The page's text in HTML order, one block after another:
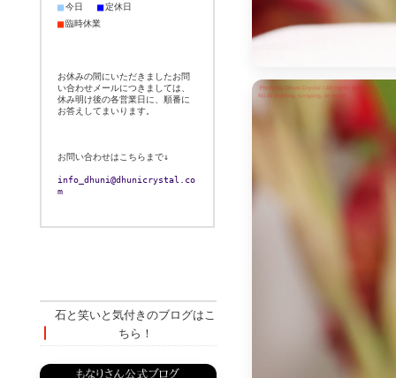
■今日 ■定休日
■ 臨時休業
お休みの間にいただきましたお問
い合わせメールにつきましては、
休み明け後の各営業日に、順番に
お答えしてまいります。
お問い合わせはこちらまで↓
info_dhuni@dhunicrystal.co
m
石と笑いと気付きのブログはこ
ちら！